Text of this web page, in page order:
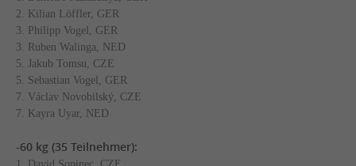
2. Kilian Löffler, GER
3. Philipp Vogel, GER
3. Ruben Walinga, NED
5. Jakub Tomsu, CZE
5. Sebastian Vogel, GER
7. Václav Novobilský, CZE
7. Kayra Uyar, NED
-60 kg (35 Teilnehmer):